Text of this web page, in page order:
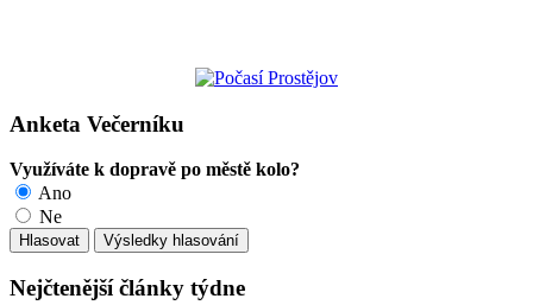
Anketa Večerníku
Využíváte k dopravě po městě kolo?
Ano
Ne
Nejčtenější články týdne